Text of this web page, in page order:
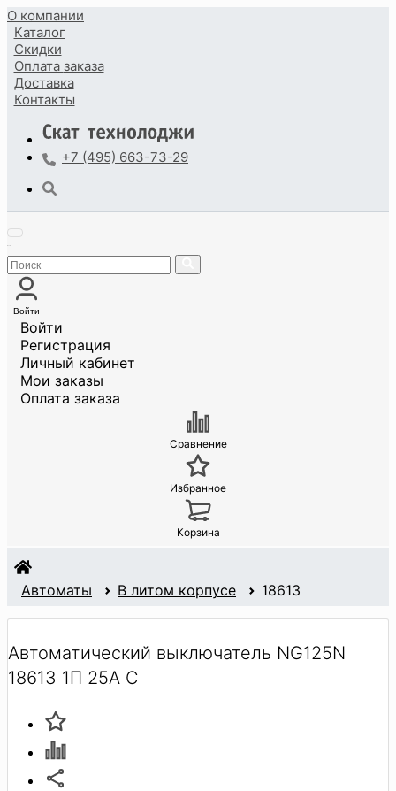
О компании
Каталог
Скидки
Оплата заказа
Доставка
Контакты
+7 (495) 663-73-29
Войти
Войти
Регистрация
Личный кабинет
Мои заказы
Оплата заказа
Сравнение
Избранное
Корзина
Автоматы В литом корпусе 18613
Автоматический выключатель NG125N
18613 1П 25A C